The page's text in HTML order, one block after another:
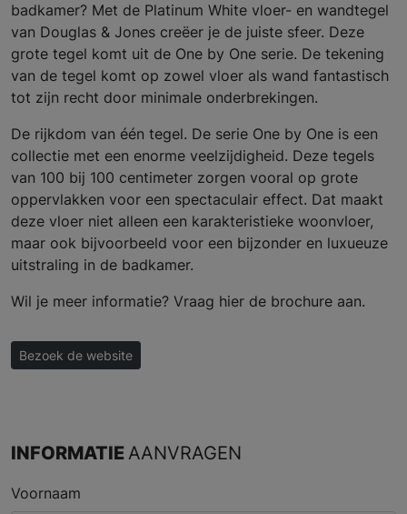
badkamer? Met de Platinum White vloer- en wandtegel
van Douglas & Jones creëer je de juiste sfeer. Deze
grote tegel komt uit de One by One serie. De tekening
van de tegel komt op zowel vloer als wand fantastisch
tot zijn recht door minimale onderbrekingen.
De rijkdom van één tegel. De serie One by One is een
collectie met een enorme veelzijdigheid. Deze tegels
van 100 bij 100 centimeter zorgen vooral op grote
oppervlakken voor een spectaculair effect. Dat maakt
deze vloer niet alleen een karakteristieke woonvloer,
maar ook bijvoorbeeld voor een bijzonder en luxueuze
uitstraling in de badkamer.
Wil je meer informatie? Vraag hier de brochure aan.
Bezoek de website
INFORMATIEAANVRAGEN
Voornaam